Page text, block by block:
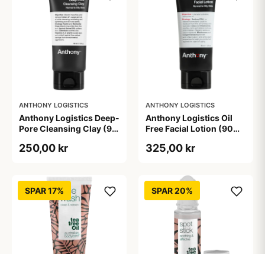
ANTHONY LOGISTICS
Anthony Logistics Deep-
Pore Cleansing Clay (90
250,00 kr
ANTHONY LOGISTICS
Anthony Logistics Oil
Free Facial Lotion (90
325,00 kr
SPAR 17% SPAR 20%